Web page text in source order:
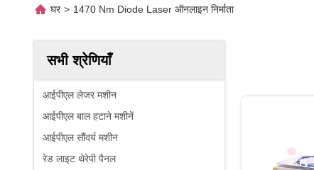
घर > 1470 Nm Diode Laser ऑनलाइन निर्माता
सभी श्रेणियाँ
आईपीएल लेजर मशीन
आईपीएल बाल हटाने मशीनें
आईपीएल सौंदर्य मशीन
रेड लाइट थेरेपी पैनल